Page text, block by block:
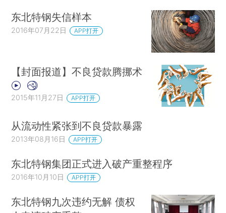
东北特钢失信样本
2016年07月22日 APP打开
【封面报道】不良贷款腾挪术
2015年11月27日 APP打开
从流动性紧张到不良贷款暴露
2013年08月16日 APP打开
东北特钢集团正式进入破产重整程序
2016年10月10日 APP打开
东北特钢九次违约无解 债权